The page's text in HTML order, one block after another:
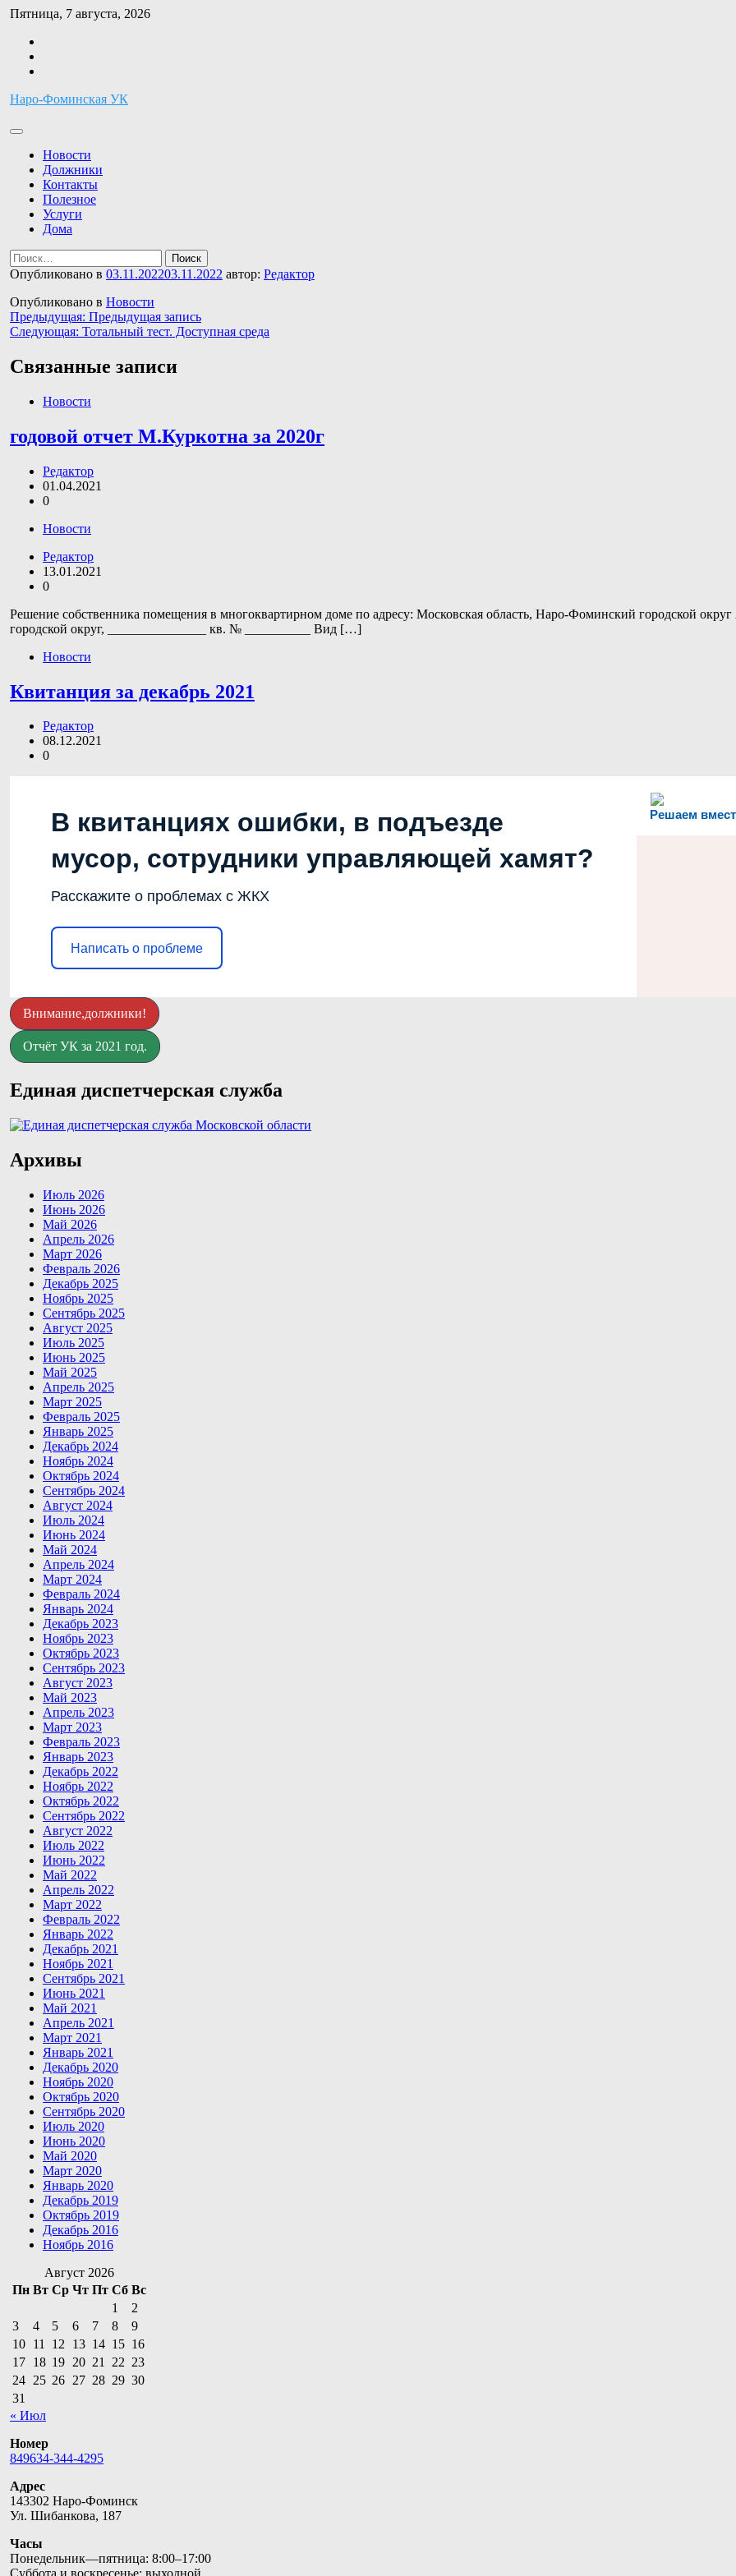
Перейти
содержимому
Пятница, 7 августа, 2026
Наро-Фоминская УК
Новости
Должники
Контакты
Полезное
Услуги
Дома
Найти:
Опубликовано в 03.11.202203.11.2022 автор: Редактор
Опубликовано в Новости
Навигация
по
записям
Предыдущая: Предыдущая запись
Следующая: Тотальный тест. Доступная среда
Связанные записи
Новости
годовой отчет М.Куркотна за 2020г
Редактор
01.04.2021
0
Новости
Редактор
13.01.2021
0
Решение собственника помещения в многоквартирном доме по адресу: Московская область, Наро-Фоминский городской
городской округ, _______________ кв. № __________ Вид […]
Новости
Квитанция за декабрь 2021
Редактор
08.12.2021
0
Решаем
В квитанциях ошибки, в подъезде
мусор, сотрудники управляющей хамят?
Расскажите о проблемах с ЖКХ
Написать о проблеме
Внимание,должники!
Отчёт УК за 2021 год.
Единая диспетчерская служба
Архивы
Июль 2026
Июнь 2026
Май 2026
Апрель 2026
Март 2026
Февраль 2026
Декабрь 2025
Ноябрь 2025
Сентябрь 2025
Август 2025
Июль 2025
Июнь 2025
Май 2025
Апрель 2025
Март 2025
Февраль 2025
Январь 2025
Декабрь 2024
Ноябрь 2024
Октябрь 2024
Сентябрь 2024
Август 2024
Июль 2024
Июнь 2024
Май 2024
Апрель 2024
Март 2024
Февраль 2024
Январь 2024
Декабрь 2023
Ноябрь 2023
Октябрь 2023
Сентябрь 2023
Август 2023
Май 2023
Апрель 2023
Март 2023
Февраль 2023
Январь 2023
Декабрь 2022
Ноябрь 2022
Октябрь 2022
Сентябрь 2022
Август 2022
Июль 2022
Июнь 2022
Май 2022
Апрель 2022
Март 2022
Февраль 2022
Январь 2022
Декабрь 2021
Ноябрь 2021
Сентябрь 2021
Июнь 2021
Май 2021
Апрель 2021
Март 2021
Январь 2021
Декабрь 2020
Ноябрь 2020
Октябрь 2020
Сентябрь 2020
Июль 2020
Июнь 2020
Май 2020
Март 2020
Январь 2020
Декабрь 2019
Октябрь 2019
Декабрь 2016
Ноябрь 2016
Август 2026
Пн Вт Ср Чт Пт Сб Вс
1
2
3
4 5 6 7 8
9
10 11 12 13 14 15 16
17 18 19 20 21 22 23
24 25 26 27 28 29 30
31
« Июл
Номер
849634-344-4295
Адрес
143302 Наро-Фоминск
Ул. Шибанкова, 187
Часы
Понедельник—пятница: 8:00–17:00
Суббота и воскресенье: выходной